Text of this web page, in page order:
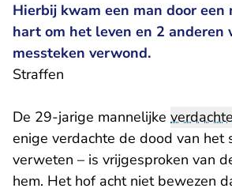
Hierbij kwam een man door een
hart om het leven en 2
messteken verwond.
Straffen
De 29-jarige mannelijke
enige verdachte de dood van het
verweten – is vrijgesproken van
hem. Het hof acht niet bewezen